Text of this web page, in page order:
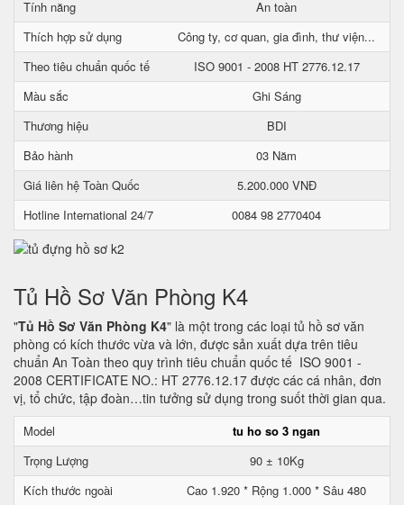
Tính năng
An toàn
Thích hợp sử dụng
Công ty, cơ quan, gia đình, thư viện...
Theo tiêu chuẩn quốc tế
ISO 9001 - 2008 HT 2776.12.17
Màu sắc
Ghi Sáng
Thương hiệu
BDI
Bảo hành
03 Năm
Giá liên hệ Toàn Quốc
5.200.000 VNĐ
Hotline International 24/7
0084 98 2770404
Tủ Hồ Sơ Văn Phòng K4
"Tủ Hồ Sơ Văn Phòng K4" là một trong các loại tủ hồ sơ văn
phòng có kích thước vừa và lớn, được sản xuất dựa trên tiêu
chuẩn An Toàn theo quy trình tiêu chuẩn quốc tế ISO 9001 -
2008 CERTIFICATE NO.: HT 2776.12.17 được các cá nhân, đơn
vị, tổ chức, tập đoàn…tin tưởng sử dụng trong suốt thời gian qua.
Model
tu ho so 3 ngan
Trọng Lượng
90 ± 10Kg
Kích thước ngoài
Cao 1.920 * Rộng 1.000 * Sâu 480